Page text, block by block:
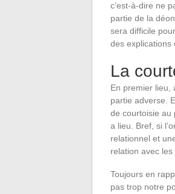
c’est-à-dire ne
partie de la
sera difficile
des explications
La
En premier lieu,
partie adverse.
de courtoisie au
a lieu. Bref, si
relationnel et
relation avec les
Toujours en
pas trop notre